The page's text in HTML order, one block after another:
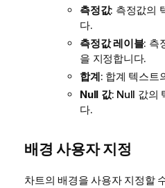
측정값: 측정값의
다.
측정값 레이블: 측
을 지정합니다.
합계: 합계 텍스트
Null 값: Null 값의
다.
배경 사용자 지정
차트의 배경을 사용자 지정할